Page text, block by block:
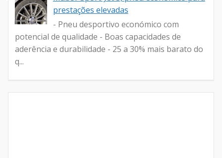
prestações elevadas
- Pneu desportivo económico com
potencial de qualidade - Boas capacidades de
aderência e durabilidade - 25 a 30% mais barato do
q...